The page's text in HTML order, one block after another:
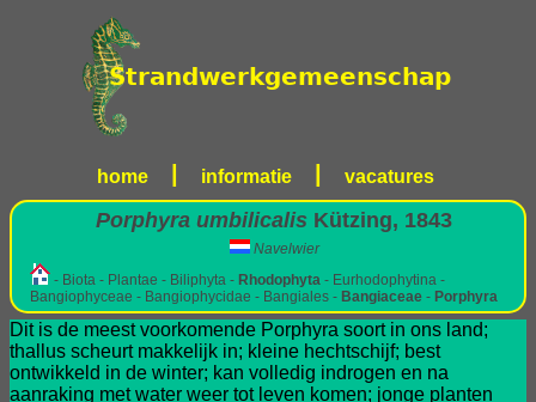
home informatie vacatures
Porphyra umbilicalis Kützing, 1843
Navelwier
- Biota - Plantae - Biliphyta - Rhodophyta - Eurhodophytina -
Bangiophyceae - Bangiophycidae - Bangiales - Bangiaceae - Porphyra
Dit is de meest voorkomende Porphyra soort in ons land;
thallus scheurt makkelijk in; kleine hechtschijf; best
ontwikkeld in de winter; kan volledig indrogen en na
aanraking met water weer tot leven komen; jonge planten